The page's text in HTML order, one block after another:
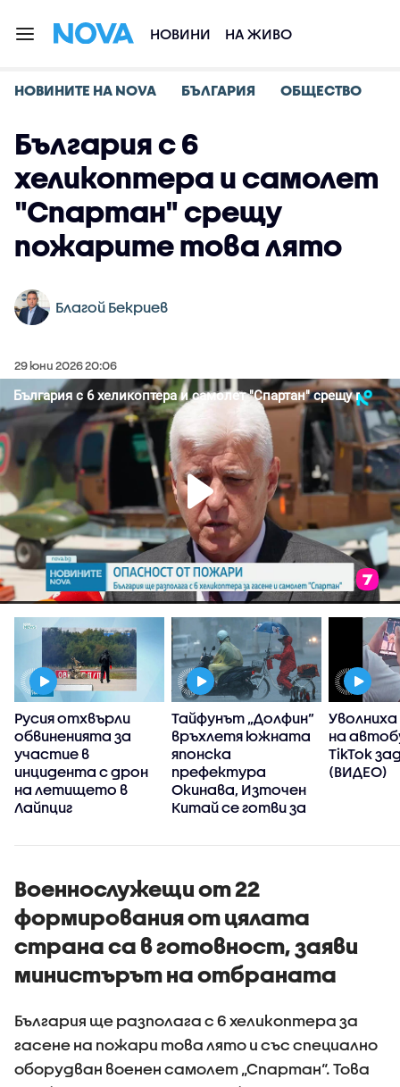
НОВИНИ НА ЖИВО
НОВИНИТЕ НА NOVA БЪЛГАРИЯ ОБЩЕСТВО
България с 6
хеликоптера и самолет
"Спартан" срещу
пожарите това лято
Благой Бекриев
29 юни 2026 20:06
Русия отхвърли
обвиненията за
участие в
инцидента с дрон
на летището в
Лайпциг
Тайфунът „Долфин”
връхлетя южната
японска
префектура
Окинава, Източен
Китай се готви за
на
TikTok
(ВИДЕО)
Военнослужещи от 22
формирования от цялата
страна са в готовност, заяви
министърът на отбраната
България ще разполага с 6 хеликоптера за
гасене на пожари това лято и със специално
оборудван военен самолет „Спартан“. Това